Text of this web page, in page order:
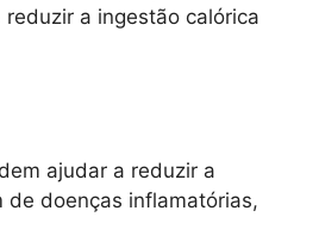
a ingestão calórica
ajudar a reduzir a
de doenças inflamatórias,